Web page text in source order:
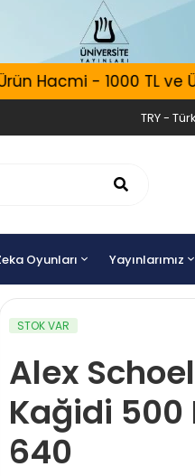
Hacmi - 1000 TL ve
TRY -
Oyunları Yayınlarımız
STOK VAR
Alex
Kağidi 500
640